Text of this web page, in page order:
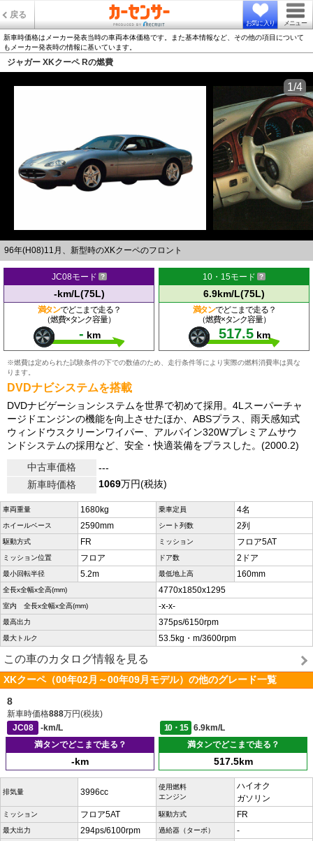
戻る
お気に入り メニュー
新車時価格はメーカー発表当時の車両本体価格です。また基本情報など、その他の項目について
もメーカー発表時の情報に基いています。
ジャガー XKクーペ Rの燃費
96年(H08)11月、新型時のXKクーペのフロント
1/4
JC08モード
-km/L(75L)
満タンでどこまで走る？
（燃費×タンク容量）
- km
10・15モード
6.9km/L(75L)
満タンでどこまで走る？
（燃費×タンク容量）
517.5 km
※燃費は定められた試験条件の下での数値のため、走行条件等により実際の燃料消費率は異な
ります。
DVDナビシステムを搭載
DVDナビゲーションシステムを世界で初めて採用。4Lスーパーチャ
ージドエンジンの機能を向上させたほか、ABSプラス、雨天感知式
ウィンドウスクリーンワイパー、アルパイン320Wプレミアムサウ
ンドシステムの採用など、安全・快適装備をプラスした。(2000.2)
中古車価格
---
新車時価格
1069万円(税抜)
車両重量 1680kg 乗車定員 4名
ホイールベース 2590mm シート列数 2列
駆動方式 FR ミッション フロア5AT
ミッション位置 フロア ドア数 2ドア
最小回転半径 5.2m 最低地上高 160mm
全長x全幅x全高(mm) 4770x1850x1295
室内 全長x全幅x全高(mm) -x-x-
最高出力 375ps/6150rpm
最大トルク 53.5kg・m/3600rpm
この車のカタログ情報を見る
XKクーペ（00年02月～00年09月モデル）の他のグレード一覧
8
新車時価格888万円(税抜)
JC08
-km/L 10・15
6.9km/L
満タンでどこまで走る？
-km
満タンでどこまで走る？
517.5km
排気量 3996cc
使用燃料
エンジン
ハイオク
ガソリン
ミッション フロア5AT 駆動方式 FR
最大出力 294ps/6100rpm 過給器（ターボ） -